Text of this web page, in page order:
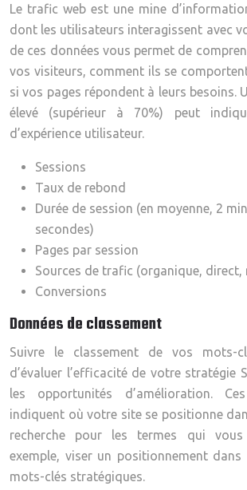
Le trafic web est une mine
dont les utilisateurs interagissent avec
de ces données vous permet de
vos visiteurs, comment ils se
si vos pages répondent à leurs besoins.
élevé (supérieur à 70%) peut
d’expérience utilisateur.
Sessions
Taux de rebond
Durée de session (en moyenne, 2
secondes)
Pages par session
Sources de trafic (organique, direct,
Conversions
Données de classement
Suivre le classement de vos mots-
d’évaluer l’efficacité de votre stratégie
les opportunités d’amélioration.
indiquent où votre site se positionne
recherche pour les termes qui vous
exemple, viser un positionnement
mots-clés stratégiques.